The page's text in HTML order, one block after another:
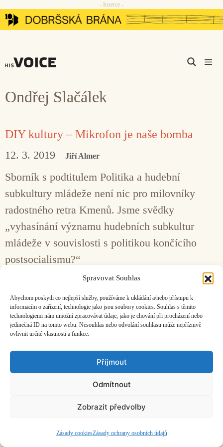
Spravovat Souhlas
Abychom poskytli co nejlepší služby, používáme k ukládání a/nebo přístupu k
informacím o zařízení, technologie jako jsou soubory cookies. Souhlas s těmito
technologiemi nám umožní zpracovávat údaje, jako je chování při procházení nebo
jedinečná ID na tomto webu. Nesouhlas nebo odvolání souhlasu může nepříznivě
ovlivnit určité vlastnosti a funkce.
Příjmout
Odmítnout
Zobrazit předvolby
Zásady cookiesZásady ochrany osobních údajů
Přeskočit
na
- Inzerce -
Ondřej Slačálek
DIY kultury – Mikrofon je naše bomba
12. 3. 2019 Jiří Almer
Sborník s podtitulem Politika a hudební
subkultury mládeže není nic pro milovníky
radostného retra Kmenů. Jsme svědky
„vyhasínání významu hudebních subkultur
mládeže v souvislosti s politikou končícího
postsocialismu?“
Facebook
Bandcamp
Mail
ČASOPIS O JINÉ HUDBĚ | vydáváHudební informační středisko
založeno 2001 | Kontaktujte nás:info@hisvoice.cz
©2026 HISvoice – design a admin